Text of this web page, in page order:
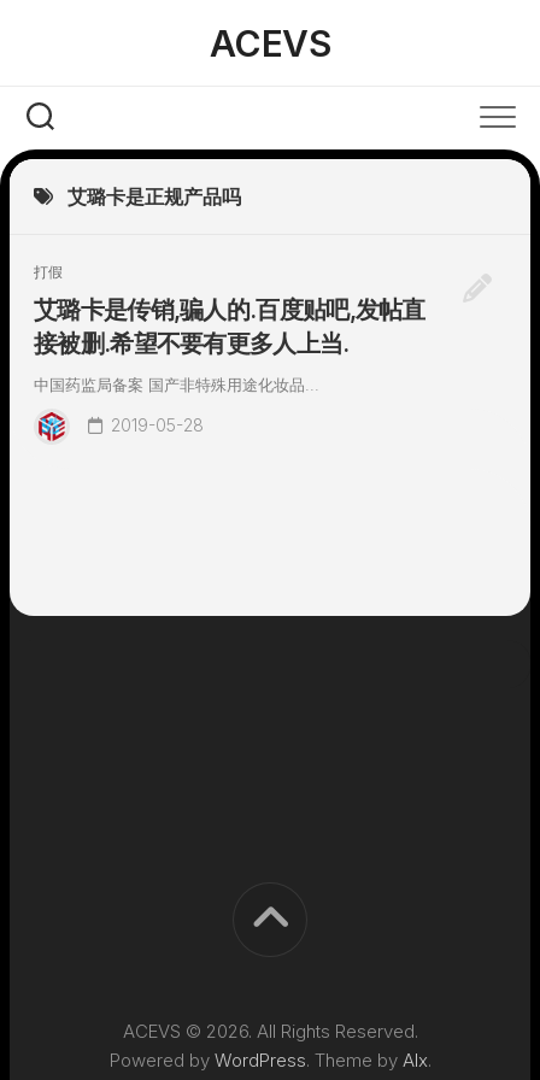
ACEVS
艾璐卡是正规产品吗
打假
艾璐卡是传销,骗人的.百度贴吧,发帖直
接被删.希望不要有更多人上当.
中国药监局备案 国产非特殊用途化妆品...
2019-05-28
ACEVS © 2026. All Rights Reserved.
Powered by WordPress. Theme by Alx.